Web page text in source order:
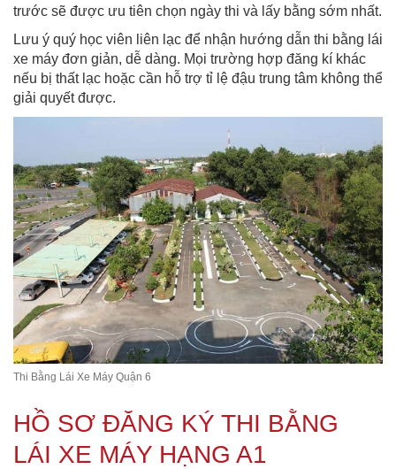
trước sẽ được ưu tiên chọn ngày thi và lấy bằng sớm nhất.
Lưu ý quý học viên liên lạc để nhận hướng dẫn thi bằng lái
xe máy đơn giản, dễ dàng. Mọi trường hợp đăng kí khác
nếu bị thất lạc hoặc cần hỗ trợ tỉ lệ đậu trung tâm không thể
giải quyết được.
Thi Bằng Lái Xe Máy Quận 6
HỒ SƠ ĐĂNG KÝ THI BẰNG
LÁI XE MÁY HẠNG A1